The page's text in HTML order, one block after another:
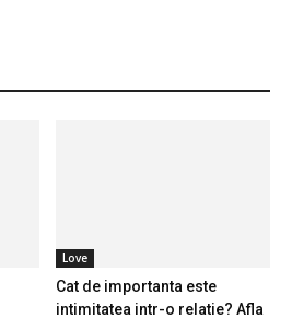
Love
Cat de importanta este
intimitatea intr-o relatie? Afla